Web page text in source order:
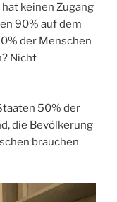
keinen Zugang
90% auf dem
der Menschen
Nicht
50% der
die Bevölkerung
brauchen